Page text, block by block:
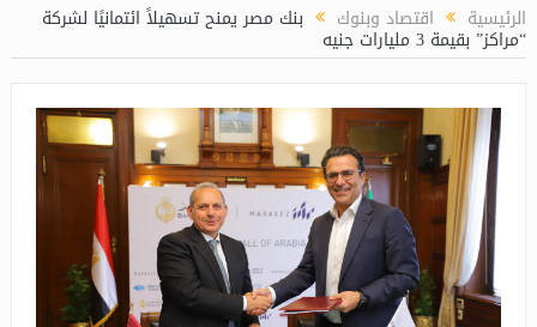
الرئيسية اقتصاد وبنوك بنك مصر يمنح تسهيلاً ائتمانيًا لشركة
“مراكز” بقيمة 3 مليارات جنيه